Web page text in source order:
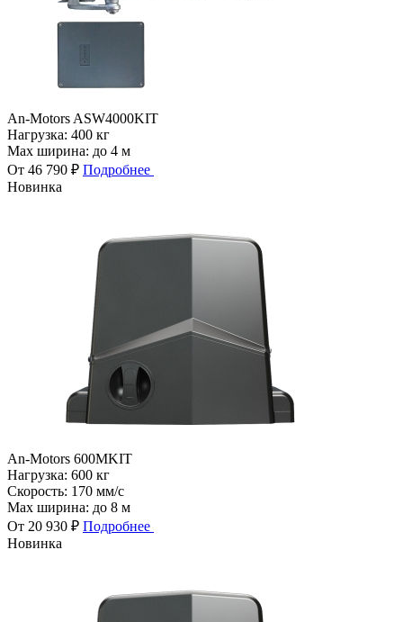
An-Motors ASW4000KIT
Нагрузка: 400 кг
Max ширина: до 4 м
От 46 790 ₽ Подробнее
Новинка
An-Motors 600MKIT
Нагрузка: 600 кг
Скорость: 170 мм/с
Max ширина: до 8 м
От 20 930 ₽ Подробнее
Новинка